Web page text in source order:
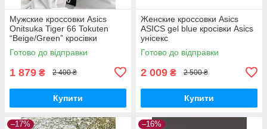
Мужские кроссовки Asics
Onitsuka Tiger 66 Tokuten
“Beige/Green” кросівки
чоловічі Asics
Готово до відправки
1 879 ₴ 2 400 ₴
Купити
Женские кроссовки Asics
ASICS gel blue кросівки Asics
унісекс
Готово до відправки
2 009 ₴ 2 500 ₴
Купити
–17% –16%